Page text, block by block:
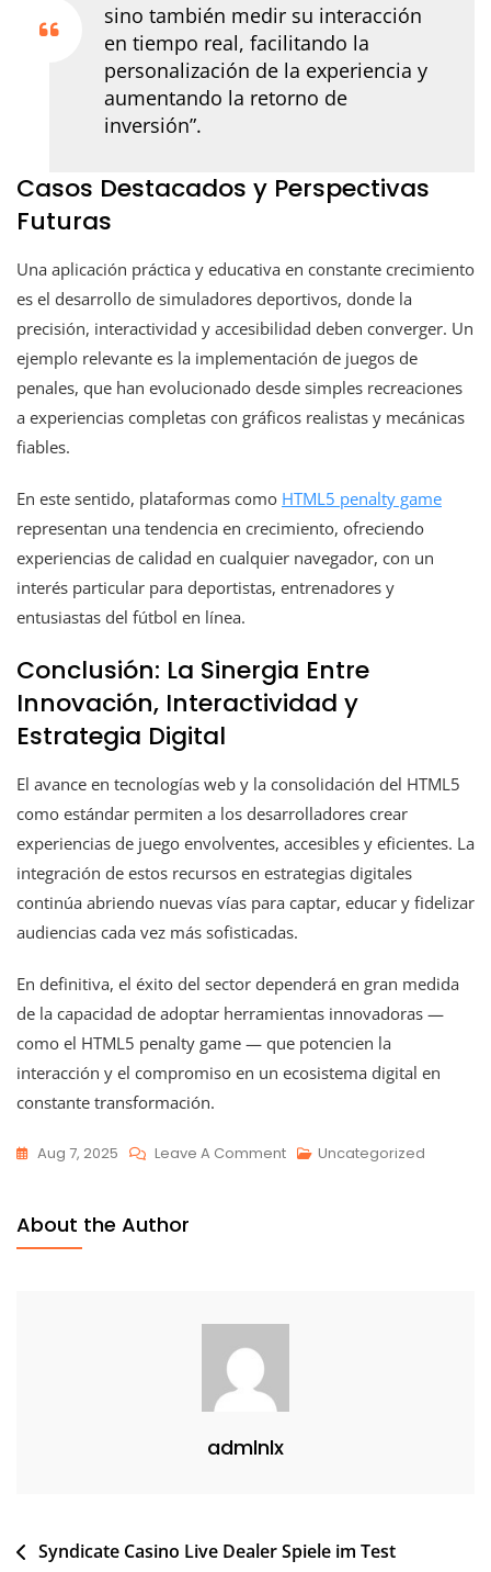
sino también medir su interacción
en tiempo real, facilitando la
personalización de la experiencia y
aumentando la retorno de
inversión”.
Casos Destacados y Perspectivas
Futuras
Una aplicación práctica y educativa en constante crecimiento
es el desarrollo de simuladores deportivos, donde la
precisión, interactividad y accesibilidad deben converger. Un
ejemplo relevante es la implementación de juegos de
penales, que han evolucionado desde simples recreaciones
a experiencias completas con gráficos realistas y mecánicas
fiables.
En este sentido, plataformas como HTML5 penalty game
representan una tendencia en crecimiento, ofreciendo
experiencias de calidad en cualquier navegador, con un
interés particular para deportistas, entrenadores y
entusiastas del fútbol en línea.
Conclusión: La Sinergia Entre
Innovación, Interactividad y
Estrategia Digital
El avance en tecnologías web y la consolidación del HTML5
como estándar permiten a los desarrolladores crear
experiencias de juego envolventes, accesibles y eficientes. La
integración de estos recursos en estrategias digitales
continúa abriendo nuevas vías para captar, educar y fidelizar
audiencias cada vez más sofisticadas.
En definitiva, el éxito del sector dependerá en gran medida
de la capacidad de adoptar herramientas innovadoras —
como el HTML5 penalty game — que potencien la
interacción y el compromiso en un ecosistema digital en
constante transformación.
Aug 7, 2025 Leave A Comment Uncategorized
About the Author
admlnlx
Syndicate Casino Live Dealer Spiele im Test